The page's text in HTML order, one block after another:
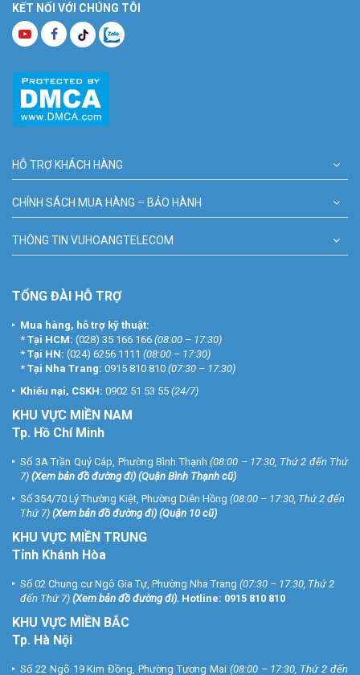
KẾT NỐI VỚI CHÚNG TÔI
HỖ TRỢ KHÁCH HÀNG
CHÍNH SÁCH MUA HÀNG – BẢO HÀNH
THÔNG TIN VUHOANGTELECOM
TỔNG ĐÀI HỖ TRỢ
Mua hàng, hỗ trợ kỹ thuật:
* Tại HCM: (028) 35 166 166 (08:00 – 17:30)
* Tại HN: (024) 6256 1111 (08:00 – 17:30)
* Tại Nha Trang: 0915 810 810 (07:30 – 17:30)
Khiếu nại, CSKH: 0902 51 53 55 (24/7)
KHU VỰC MIỀN NAM
Tp. Hồ Chí Minh
Số 3A Trần Quý Cáp, Phường Bình Thạnh (08:00 – 17:30, Thứ 2 đến Thứ
7) (Xem bản đồ đường đi) (Quận Bình Thạnh cũ)
Số 354/70 Lý Thường Kiệt, Phường Diên Hồng (08:00 – 17:30, Thứ 2 đến
Thứ 7) (Xem bản đồ đường đi) (Quận 10 cũ)
KHU VỰC MIỀN TRUNG
Tỉnh Khánh Hòa
Số 02 Chung cư Ngô Gia Tự, Phường Nha Trang (07:30 – 17:30, Thứ 2
đến Thứ 7) (Xem bản đồ đường đi). Hotline: 0915 810 810
KHU VỰC MIỀN BẮC
Tp. Hà Nội
Số 22 Ngõ 19 Kim Đồng, Phường Tương Mai (08:00 – 17:30, Thứ 2 đến